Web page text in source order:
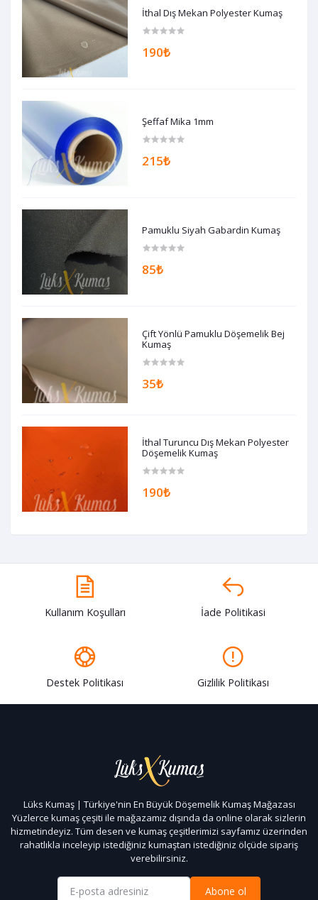
İthal Dış Mekan Polyester Kumaş
190₺
Şeffaf Mika 1mm
215₺
Pamuklu Siyah Gabardin Kumaş
85₺
Çift Yönlü Pamuklu Döşemelik Bej
Kumaş
35₺
İthal Turuncu Dış Mekan Polyester
Döşemelik Kumaş
190₺
Kullanım Koşulları İade Politikasi
Destek Politikası Gizlilik Politikası
Lüks Kumaş | Türkiye'nin En Büyük Döşemelik Kumaş Mağazası
Yüzlerce kumaş çeşiti ile mağazamız dışında da online olarak sizlerin
hizmetindeyiz. Tüm desen ve kumaş çeşitlerimizi sayfamız üzerinden
rahatlıkla inceleyip istediğiniz kumaştan istediğiniz ölçüde sipariş
verebilirsiniz.
Abone ol